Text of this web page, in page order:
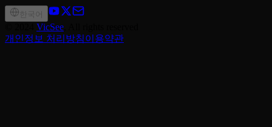
한국어
VicSee
개인정보 처리방침이용약관